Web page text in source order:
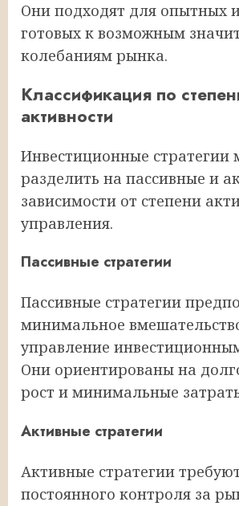
Они подходят для опытных
готовых к возможным
колебаниям рынка.
Классификация по
активности
Инвестиционные стратегии
разделить на пассивные и
зависимости от степени
управления.
Пассивные стратегии
Пассивные стратегии
минимальное
управление
Они ориентированы на
рост и минимальные
Активные стратегии
Активные стратегии
постоянного контроля за